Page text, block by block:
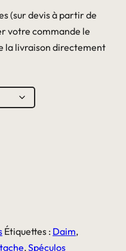
(sur devis à partir de
votre commande le
la livraison directement
Étiquettes : Daim,
,Spéculos